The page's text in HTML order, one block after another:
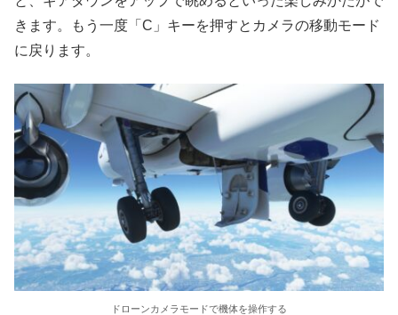
きます。もう一度「C」キーを押すとカメラの移動モード
に戻ります。
ドローンカメラモードで機体を操作する